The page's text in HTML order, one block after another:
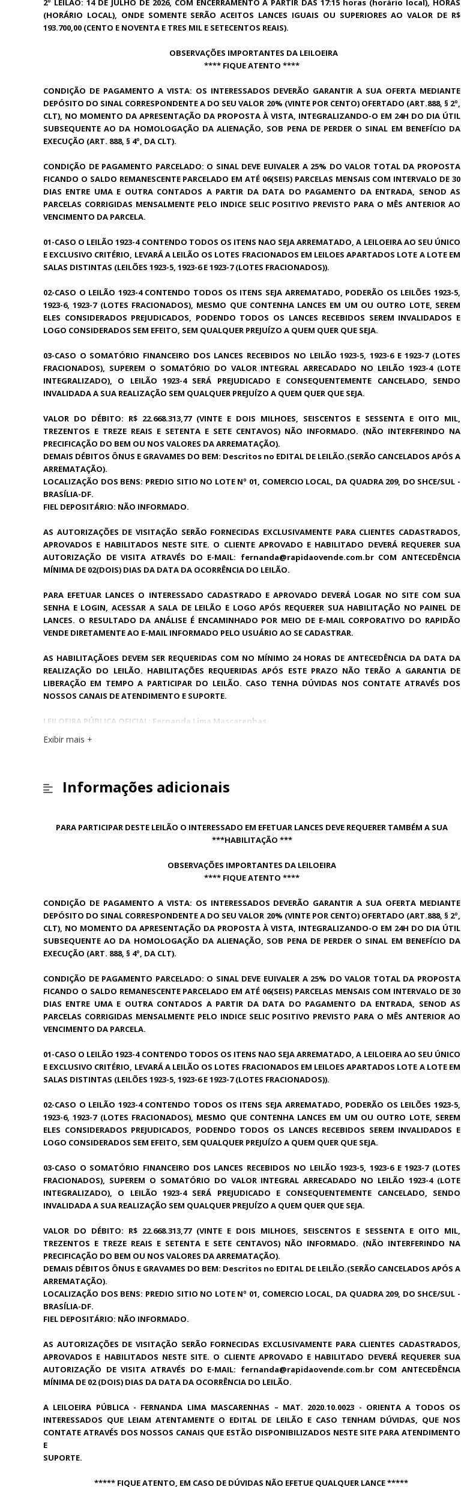
(HORÁRIO LOCAL), ONDE SOMENTE SERÃO ACEITOS LANCES IGUAIS OU SUPERIORES AO VALOR DE R$
193.700,00 (CENTO E NOVENTA E TRES MIL E SETECENTOS REAIS).
OBSERVAÇÕES IMPORTANTES DA LEILOEIRA
**** FIQUE ATENTO ****
CONDIÇÃO DE PAGAMENTO A VISTA: OS INTERESSADOS DEVERÃO GARANTIR A SUA OFERTA MEDIANTE
DEPÓSITO DO SINAL CORRESPONDENTE A DO SEU VALOR 20% (VINTE POR CENTO) OFERTADO (ART.888, § 2º,
CLT), NO MOMENTO DA APRESENTAÇÃO DA PROPOSTA À VISTA, INTEGRALIZANDO-O EM 24H DO DIA ÚTIL
SUBSEQUENTE AO DA HOMOLOGAÇÃO DA ALIENAÇÃO, SOB PENA DE PERDER O SINAL EM BENEFÍCIO DA
EXECUÇÃO (ART. 888, § 4º, DA CLT).
CONDIÇÃO DE PAGAMENTO PARCELADO: O SINAL DEVE EUIVALER A 25% DO VALOR TOTAL DA PROPOSTA
FICANDO O SALDO REMANESCENTE PARCELADO EM ATÉ 06(SEIS) PARCELAS MENSAIS COM INTERVALO DE 30
DIAS ENTRE UMA E OUTRA CONTADOS A PARTIR DA DATA DO PAGAMENTO DA ENTRADA, SENOD AS
PARCELAS CORRIGIDAS MENSALMENTE PELO INDICE SELIC POSITIVO PREVISTO PARA O MÊS ANTERIOR AO
VENCIMENTO DA PARCELA.
01-CASO O LEILÃO 1923-4 CONTENDO TODOS OS ITENS NAO SEJA ARREMATADO, A LEILOEIRA AO SEU ÚNICO
E EXCLUSIVO CRITÉRIO, LEVARÁ A LEILÃO OS LOTES FRACIONADOS EM LEILOES APARTADOS LOTE A LOTE EM
SALAS DISTINTAS (LEILÕES 1923-5, 1923-6 E 1923-7 (LOTES FRACIONADOS)).
02-CASO O LEILÃO 1923-4 CONTENDO TODOS OS ITENS SEJA ARREMATADO, PODERÃO OS LEILÕES 1923-5,
1923-6, 1923-7 (LOTES FRACIONADOS), MESMO QUE CONTENHA LANCES EM UM OU OUTRO LOTE, SEREM
ELES CONSIDERADOS PREJUDICADOS, PODENDO TODOS OS LANCES RECEBIDOS SEREM INVALIDADOS E
LOGO CONSIDERADOS SEM EFEITO, SEM QUALQUER PREJUÍZO A QUEM QUER QUE SEJA.
03-CASO O SOMATÓRIO FINANCEIRO DOS LANCES RECEBIDOS NO LEILÃO 1923-5, 1923-6 E 1923-7 (LOTES
FRACIONADOS), SUPEREM O SOMATÓRIO DO VALOR INTEGRAL ARRECADADO NO LEILÃO 1923-4 (LOTE
INTEGRALIZADO), O LEILÃO 1923-4 SERÁ PREJUDICADO E CONSEQUENTEMENTE CANCELADO, SENDO
INVALIDADA A SUA REALIZAÇÃO SEM QUALQUER PREJUÍZO A QUEM QUER QUE SEJA.
VALOR DO DÉBITO: R$ 22.668.313,77 (VINTE E DOIS MILHOES, SEISCENTOS E SESSENTA E OITO MIL,
TREZENTOS E TREZE REAIS E SETENTA E SETE CENTAVOS) NÃO INFORMADO. (NÃO INTERFERINDO NA
PRECIFICAÇÃO DO BEM OU NOS VALORES DA ARREMATAÇÃO).
DEMAIS DÉBITOS ÔNUS E GRAVAMES DO BEM: Descritos no EDITAL DE LEILÃO.(SERÃO CANCELADOS APÓS A
ARREMATAÇÃO).
LOCALIZAÇÃO DOS BENS: PREDIO SITIO NO LOTE Nº 01, COMERCIO LOCAL, DA QUADRA 209, DO SHCE/SUL -
BRASÍLIA-DF.
FIEL DEPOSITÁRIO: NÃO INFORMADO.
AS AUTORIZAÇÕES DE VISITAÇÃO SERÃO FORNECIDAS EXCLUSIVAMENTE PARA CLIENTES CADASTRADOS,
APROVADOS E HABILITADOS NESTE SITE. O CLIENTE APROVADO E HABILITADO DEVERÁ REQUERER SUA
AUTORIZAÇÃO DE VISITA ATRAVÉS DO E-MAIL: fernanda@rapidaovende.com.br COM ANTECEDÊNCIA
MÍNIMA DE 02(DOIS) DIAS DA DATA DA OCORRÊNCIA DO LEILÃO.
PARA EFETUAR LANCES O INTERESSADO CADASTRADO E APROVADO DEVERÁ LOGAR NO SITE COM SUA
SENHA E LOGIN, ACESSAR A SALA DE LEILÃO E LOGO APÓS REQUERER SUA HABILITAÇÃO NO PAINEL DE
LANCES. O RESULTADO DA ANÁLISE É ENCAMINHADO POR MEIO DE E-MAIL CORPORATIVO DO RAPIDÃO
VENDE DIRETAMENTE AO E-MAIL INFORMADO PELO USUÁRIO AO SE CADASTRAR.
AS HABILITAÇÃOES DEVEM SER REQUERIDAS COM NO MÍNIMO 24 HORAS DE ANTECEDÊNCIA DA DATA DA
REALIZAÇÃO DO LEILÃO. HABILITAÇÕES REQUERIDAS APÓS ESTE PRAZO NÃO TERÃO A GARANTIA DE
LIBERAÇÃO EM TEMPO A PARTICIPAR DO LEILÃO. CASO TENHA DÚVIDAS NOS CONTATE ATRAVÉS DOS
NOSSOS CANAIS DE ATENDIMENTO E SUPORTE.
LEILOEIRA PÚBLICA OFICIAL: Fernanda Lima Mascarenhas.
Exibir mais
Informações adicionais
PARA PARTICIPAR DESTE LEILÃO O INTERESSADO EM EFETUAR LANCES DEVE REQUERER TAMBÉM A SUA
***HABILITAÇÃO ***
OBSERVAÇÕES IMPORTANTES DA LEILOEIRA
**** FIQUE ATENTO ****
CONDIÇÃO DE PAGAMENTO A VISTA: OS INTERESSADOS DEVERÃO GARANTIR A SUA OFERTA MEDIANTE
DEPÓSITO DO SINAL CORRESPONDENTE A DO SEU VALOR 20% (VINTE POR CENTO) OFERTADO (ART.888, § 2º,
CLT), NO MOMENTO DA APRESENTAÇÃO DA PROPOSTA À VISTA, INTEGRALIZANDO-O EM 24H DO DIA ÚTIL
SUBSEQUENTE AO DA HOMOLOGAÇÃO DA ALIENAÇÃO, SOB PENA DE PERDER O SINAL EM BENEFÍCIO DA
EXECUÇÃO (ART. 888, § 4º, DA CLT).
CONDIÇÃO DE PAGAMENTO PARCELADO: O SINAL DEVE EUIVALER A 25% DO VALOR TOTAL DA PROPOSTA
FICANDO O SALDO REMANESCENTE PARCELADO EM ATÉ 06(SEIS) PARCELAS MENSAIS COM INTERVALO DE 30
DIAS ENTRE UMA E OUTRA CONTADOS A PARTIR DA DATA DO PAGAMENTO DA ENTRADA, SENOD AS
PARCELAS CORRIGIDAS MENSALMENTE PELO INDICE SELIC POSITIVO PREVISTO PARA O MÊS ANTERIOR AO
VENCIMENTO DA PARCELA.
01-CASO O LEILÃO 1923-4 CONTENDO TODOS OS ITENS NAO SEJA ARREMATADO, A LEILOEIRA AO SEU ÚNICO
E EXCLUSIVO CRITÉRIO, LEVARÁ A LEILÃO OS LOTES FRACIONADOS EM LEILOES APARTADOS LOTE A LOTE EM
SALAS DISTINTAS (LEILÕES 1923-5, 1923-6 E 1923-7 (LOTES FRACIONADOS)).
02-CASO O LEILÃO 1923-4 CONTENDO TODOS OS ITENS SEJA ARREMATADO, PODERÃO OS LEILÕES 1923-5,
1923-6, 1923-7 (LOTES FRACIONADOS), MESMO QUE CONTENHA LANCES EM UM OU OUTRO LOTE, SEREM
ELES CONSIDERADOS PREJUDICADOS, PODENDO TODOS OS LANCES RECEBIDOS SEREM INVALIDADOS E
LOGO CONSIDERADOS SEM EFEITO, SEM QUALQUER PREJUÍZO A QUEM QUER QUE SEJA.
03-CASO O SOMATÓRIO FINANCEIRO DOS LANCES RECEBIDOS NO LEILÃO 1923-5, 1923-6 E 1923-7 (LOTES
FRACIONADOS), SUPEREM O SOMATÓRIO DO VALOR INTEGRAL ARRECADADO NO LEILÃO 1923-4 (LOTE
INTEGRALIZADO), O LEILÃO 1923-4 SERÁ PREJUDICADO E CONSEQUENTEMENTE CANCELADO, SENDO
INVALIDADA A SUA REALIZAÇÃO SEM QUALQUER PREJUÍZO A QUEM QUER QUE SEJA.
VALOR DO DÉBITO: R$ 22.668.313,77 (VINTE E DOIS MILHOES, SEISCENTOS E SESSENTA E OITO MIL,
TREZENTOS E TREZE REAIS E SETENTA E SETE CENTAVOS) NÃO INFORMADO. (NÃO INTERFERINDO NA
PRECIFICAÇÃO DO BEM OU NOS VALORES DA ARREMATAÇÃO).
DEMAIS DÉBITOS ÔNUS E GRAVAMES DO BEM: Descritos no EDITAL DE LEILÃO.(SERÃO CANCELADOS APÓS A
ARREMATAÇÃO).
LOCALIZAÇÃO DOS BENS: PREDIO SITIO NO LOTE Nº 01, COMERCIO LOCAL, DA QUADRA 209, DO SHCE/SUL -
BRASÍLIA-DF.
FIEL DEPOSITÁRIO: NÃO INFORMADO.
AS AUTORIZAÇÕES DE VISITAÇÃO SERÃO FORNECIDAS EXCLUSIVAMENTE PARA CLIENTES CADASTRADOS,
APROVADOS E HABILITADOS NESTE SITE. O CLIENTE APROVADO E HABILITADO DEVERÁ REQUERER SUA
AUTORIZAÇÃO DE VISITA ATRAVÉS DO E-MAIL: fernanda@rapidaovende.com.br COM ANTECEDÊNCIA
MÍNIMA DE 02 (DOIS) DIAS DA DATA DA OCORRÊNCIA DO LEILÃO.
A LEILOEIRA PÚBLICA - FERNANDA LIMA MASCARENHAS – MAT. 2020.10.0023 - ORIENTA A TODOS OS
INTERESSADOS QUE LEIAM ATENTAMENTE O EDITAL DE LEILÃO E CASO TENHAM DÚVIDAS, QUE NOS
CONTATE ATRAVÉS DOS NOSSOS CANAIS QUE ESTÃO DISPONIBILIZADOS NESTE SITE PARA ATENDIMENTO
E
SUPORTE.
***** FIQUE ATENTO, EM CASO DE DÚVIDAS NÃO EFETUE QUALQUER LANCE *****